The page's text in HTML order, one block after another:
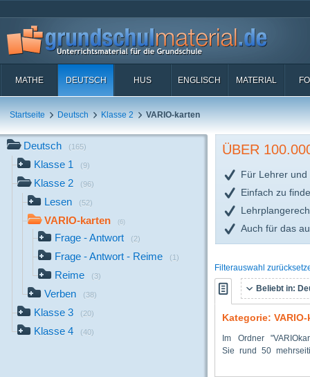
MATHE DEUTSCH HUS ENGLISCH MATERIAL
Startseite Deutsch Klasse 2 VARIO-karten
Deutsch (165)
Klasse 1 (9)
Klasse 2 (96)
Lesen (52)
VARIO-karten (6)
Frage - Antwort (2)
Frage - Antwort - Reime (1)
Reime (3)
Verben (38)
Klasse 3 (20)
Klasse 4 (40)
ÜBER
Für Lehrer und
Einfach zu
Auch für das
Filterauswahl
Beliebt in:
Kategorie:
Im Ordner
Sie rund 50
mit Druckvorlagen zu
Frage- und